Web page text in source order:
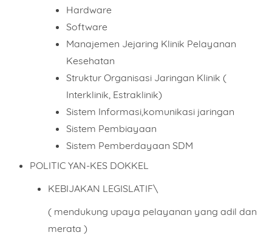
Hardware
Software
Manajemen Jejaring Klinik Pelayanan
Kesehatan
Struktur Organisasi Jaringan Klinik (
Interklinik, Estraklinik)
Sistem Informasi,komunikasi jaringan
Sistem Pembiayaan
Sistem Pemberdayaan SDM
POLITIC YAN-KES DOKKEL
KEBIJAKAN LEGISLATIF\
( mendukung upaya pelayanan yang adil dan
merata )